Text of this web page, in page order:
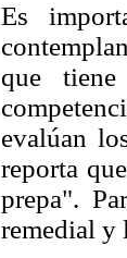
Es
que
evalúan
reporta
prepa".
remedial y